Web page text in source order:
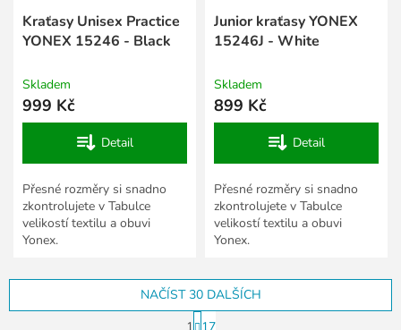
Kraťasy Unisex Practice
YONEX 15246 - Black
Skladem
999 Kč
Detail
Přesné rozměry si snadno
zkontrolujete v Tabulce
velikostí textilu a obuvi
Yonex.
Junior kraťasy YONEX
15246J - White
Skladem
899 Kč
Detail
Přesné rozměry si snadno
zkontrolujete v Tabulce
velikostí textilu a obuvi
Yonex.
NAČÍST 30 DALŠÍCH
S